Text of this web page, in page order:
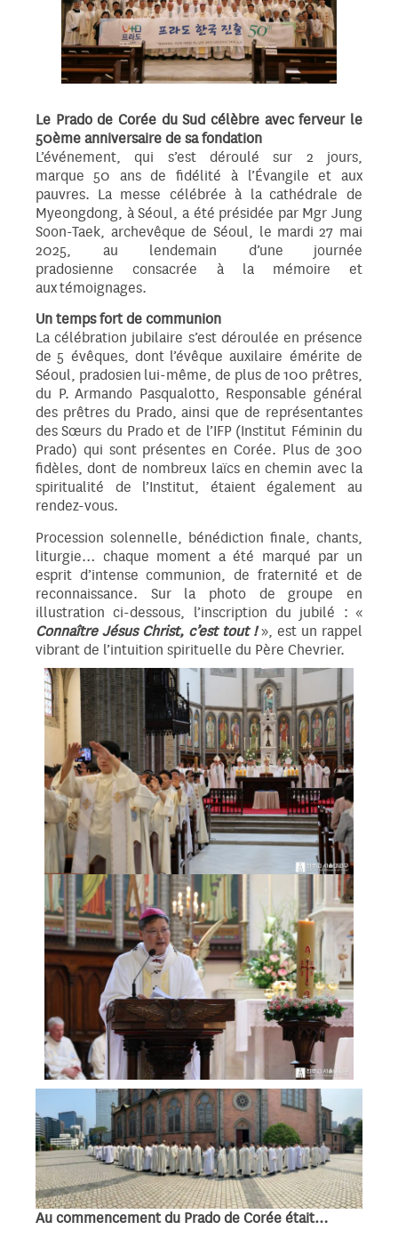
Le Prado de Corée du Sud célèbre avec ferveur le
50ème anniversaire de sa fondation
L’événement, qui s’est déroulé sur 2 jours,
marque 50 ans de fidélité à l’Évangile et aux
pauvres. La messe célébrée à la cathédrale de
Myeongdong, à Séoul, a été présidée par Mgr Jung
Soon-Taek, archevêque de Séoul, le mardi 27 mai
2025, au lendemain d’une journée
pradosienne consacrée à la mémoire et
aux témoignages.
Un temps fort de communion
La célébration jubilaire s’est déroulée en présence
de 5 évêques, dont l’évêque auxilaire émérite de
Séoul, pradosien lui-même, de plus de 100 prêtres,
du P. Armando Pasqualotto, Responsable général
des prêtres du Prado, ainsi que de représentantes
des Sœurs du Prado et de l’IFP (Institut Féminin du
Prado) qui sont présentes en Corée. Plus de 300
fidèles, dont de nombreux laïcs en chemin avec la
spiritualité de l’Institut, étaient également au
rendez-vous.
Procession solennelle, bénédiction finale, chants,
liturgie… chaque moment a été marqué par un
esprit d’intense communion, de fraternité et de
reconnaissance. Sur la photo de groupe en
illustration ci-dessous, l’inscription du jubilé : «
Connaître Jésus Christ, c’est tout !», est un rappel
vibrant de l’intuition spirituelle du Père Chevrier.
Au commencement du Prado de Corée était…